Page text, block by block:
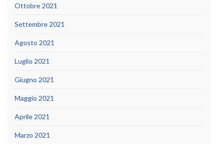
Ottobre 2021
Settembre 2021
Agosto 2021
Luglio 2021
Giugno 2021
Maggio 2021
Aprile 2021
Marzo 2021